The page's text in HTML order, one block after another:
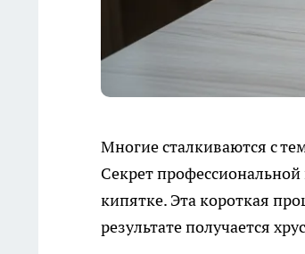
Многие сталкиваются с
Секрет
кипятке. Эта короткая
результате получается